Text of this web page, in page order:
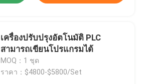
เครื่องปรับปรุงอัตโนมัติ PLC
สามารถเขียนโปรแกรมได้
MOQ：1 ชุด
ราคา：$4800-$5800/Set